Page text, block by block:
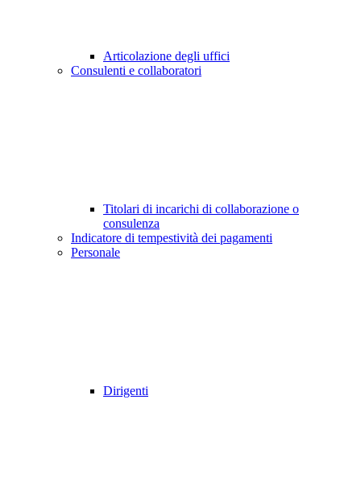
Articolazione degli uffici
Consulenti e collaboratori
Titolari di incarichi di collaborazione o
consulenza
Indicatore di tempestività dei pagamenti
Personale
Dirigenti